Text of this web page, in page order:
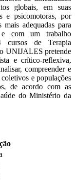
globais, em suas
e psicomotoras, por
adequadas para
com um trabalho
de Terapia
UNIJALES pretende
e crítico-reflexiva,
compreender e
e populações
de acordo com as
do Ministério da